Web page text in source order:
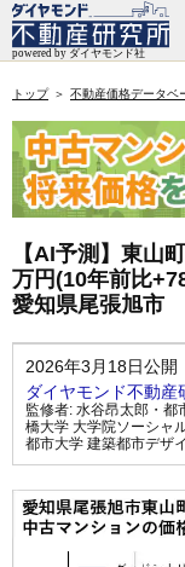
トップ 不動産価格データベ
【AI予測】東山
万円(10年前比
愛知県尾張旭市
2026年3月18日公開
ダイヤモンド不動産
監修者: 水谷昂太郎・都
橋大学 大学院ソーシャ
都市大学 建築都市デザ